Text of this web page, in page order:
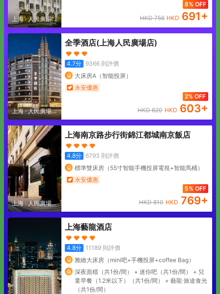
上海·人民廣場地
區
8% OFF
HKD756 HKD 691+
上海·人民廣場地
區
全季酒店(上海人民廣場店)
4.7分 9366則評價
大床房A（智能投屏）
永安優惠
2% OFF
HKD620 HKD 603+
上海·人民廣場地
區
上海南京路步行街錦江都城南京飯店
4.8分 6793 則評價
標準雙床房（55寸智能手機投屏電視+智能馬桶）
永安優惠
5% OFF
HKD810 HKD 769+
上海藝龍酒店
4.8分 11189則評價
雅緻大床房（mini吧+手機投屏+coffee Bag）
深夜面檔（共1份/間） + 迷你吧（共1份/間） + 兒
童早餐（1.2米以下）（共1份/間） + 藝龍·旅途食光
（共1份/間）